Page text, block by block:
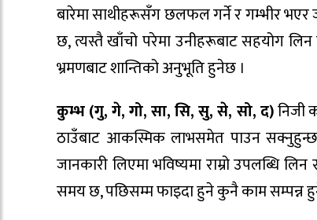
बारेमा साथीहरूसँग छलफल गर्ने र गम्भीर भएर
छ, त्यस्तै खाँचो परेमा उनीहरूबाट सहयोग
भ्रमणबाट शान्तिको अनुभूति हुनेछ ।
कुम्भ (गु, गे, गो, सा, सि, सु, से, सो, द)निजी
ठाउँबाट आकस्मिक लाभसमेत पाउन सक्नुहुन्छ
जानकारी लिएमा भविष्यमा राम्रो उपलब्धि
समय छ, पछिसम्म फाइदा हुने कुनै काम सम्पन्न